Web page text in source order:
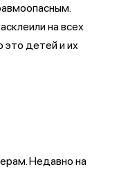
на всех
детей и их
Недавно на